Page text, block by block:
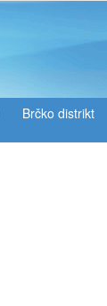
Brčko distrikt